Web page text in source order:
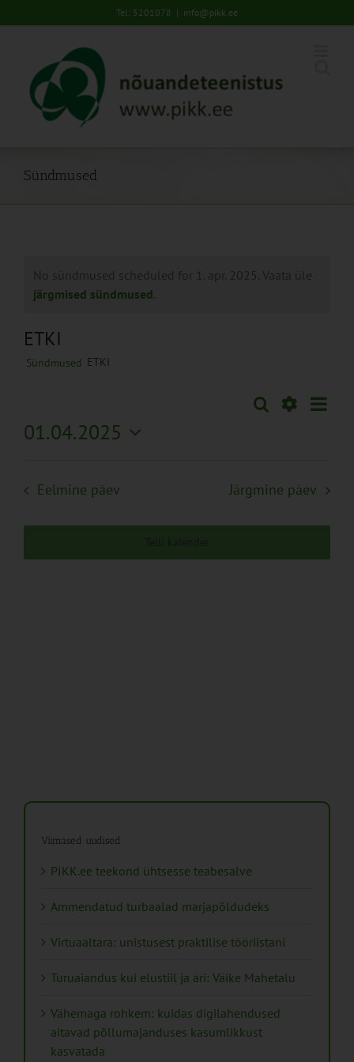
to
Tel: 5201078 | info@pikk.ee
Sündmused
No sündmused scheduled for 1. apr. 2025. Vaata üle
järgmised sündmused
ETKI
Sündmused ETKI
Sündmused
Navigation
Otsi Päev
01.04.2025
Eelmine päev Järgmine päev
Viimased uudised
PIKK.ee teekond ühtsesse teabesalve
Ammendatud turbaalad marjapõldudeks
Virtuaaltara: unistusest praktilise tööriistani
Turuaiandus kui elustiil ja äri: Väike Mahetalu
Vähemaga rohkem: kuidas digilahendused
aitavad põllumajanduses kasumlikkust
kasvatada